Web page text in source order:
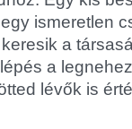
ismeretlen
a
a
lévők is